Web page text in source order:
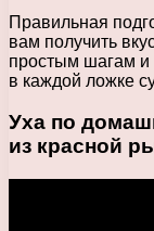
Правильная
вам получить
простым шагам и
в каждой ложке
Уха по
из красной